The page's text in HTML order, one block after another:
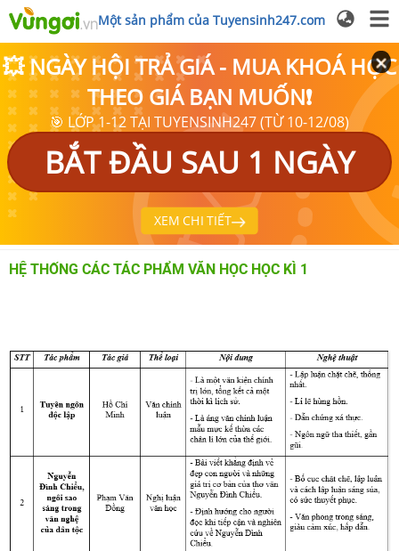
Một sản phẩm của Tuyensinh247.com
💥 NGÀY HỘI TRẢ GIÁ - MUA KHOÁ HỌC
THEO GIÁ BẠN MUỐN❗
🎯 LỚP 1-12 TẠI TUYENSINH247 (TỪ 10-12/08)
BẮT ĐẦU SAU 1 NGÀY
XEM CHI TIẾT
HỆ THỐNG CÁC TÁC PHẨM VĂN HỌC HỌC KÌ 1